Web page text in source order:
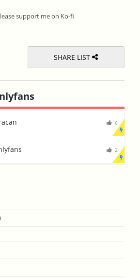
support me on Ko-fi
SHARE LIST
6
2